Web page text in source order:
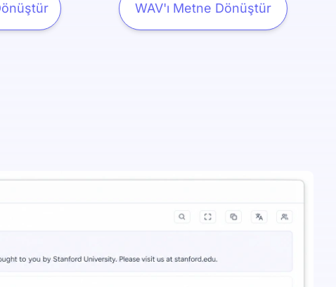
WAV'ı Metne Dönüştür